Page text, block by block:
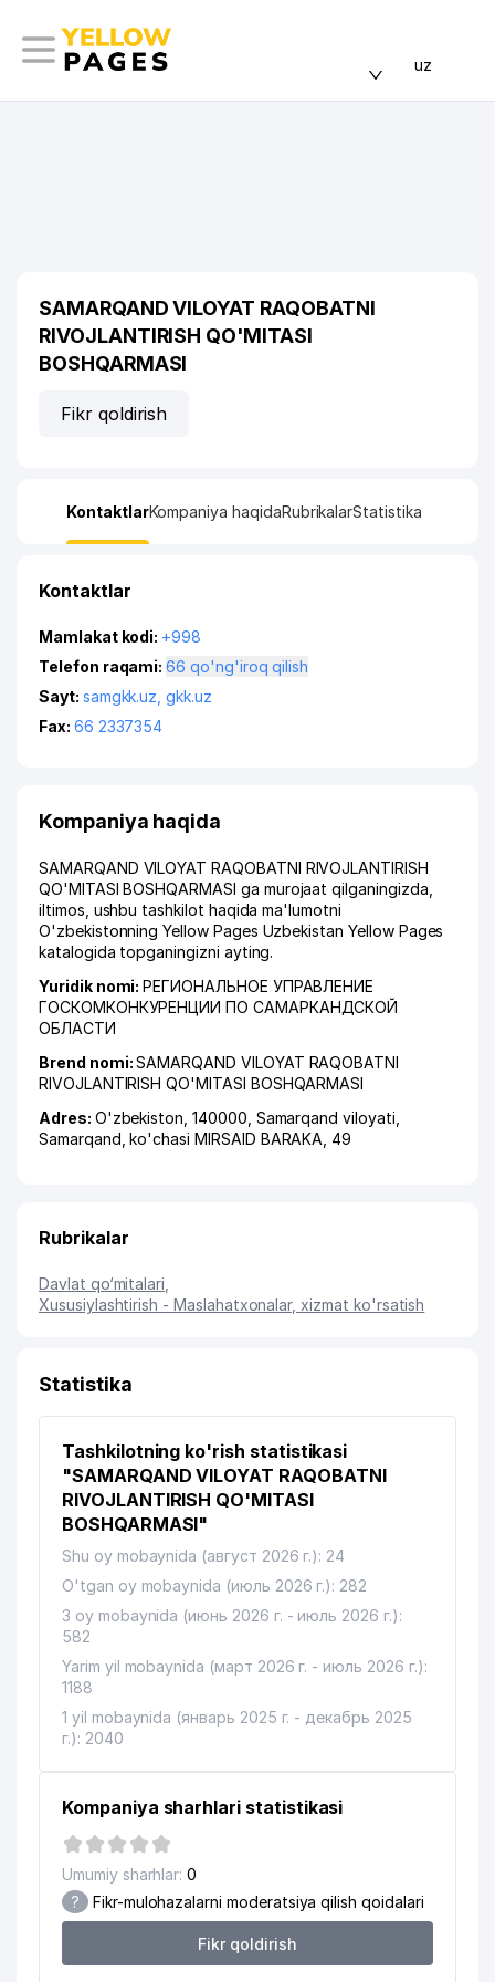
uz
SAMARQAND VILOYAT RAQOBATNI
RIVOJLANTIRISH QO'MITASI
BOSHQARMASI
Fikr qoldirish
KontaktlarKompaniya haqidaRubrikalarStatistika
Kontaktlar
Mamlakat kodi: +998
Telefon raqami:
66 qo'ng'iroq qilish
Sayt: samgkk.uz ,gkk.uz
Fax: 66 2337354
Kompaniya haqida
SAMARQAND VILOYAT RAQOBATNI RIVOJLANTIRISH
QO'MITASI BOSHQARMASI ga murojaat qilganingizda,
iltimos, ushbu tashkilot haqida ma'lumotni
O'zbekistonning Yellow Pages Uzbekistan Yellow Pages
katalogida topganingizni ayting.
Yuridik nomi:РЕГИОНАЛЬНОЕ УПРАВЛЕНИЕ
ГОСКОМКОНКУРЕНЦИИ ПО САМАРКАНДСКОЙ
ОБЛАСТИ
Brend nomi:SAMARQAND VILOYAT RAQOBATNI
RIVOJLANTIRISH QO'MITASI BOSHQARMASI
Adres: O'zbekiston, 140000, Samarqand viloyati
Samarqand ,ko'chasi MIRSAID BARAKA , 49
Rubrikalar
Davlat qo‘mitalari
Xususiylashtirish - Maslahatxonalar, xizmat ko'rsatish
Statistika
Tashkilotning ko'rish statistikasi
"SAMARQAND VILOYAT RAQOBATNI
RIVOJLANTIRISH QO'MITASI
BOSHQARMASI"
Shu oy mobaynida (август 2026 г.): 24
O'tgan oy mobaynida (июль 2026 г.): 282
3 oy mobaynida (июнь 2026 г. - июль 2026 г.):
582
Yarim yil mobaynida (март 2026 г. - июль 2026 г.):
1188
1 yil mobaynida (январь 2025 г. - декабрь 2025
г.): 2040
Kompaniya sharhlari statistikasi
Umumiy sharhlar: 0
? Fikr-mulohazalarni moderatsiya qilish qoidalari
Fikr qoldirish